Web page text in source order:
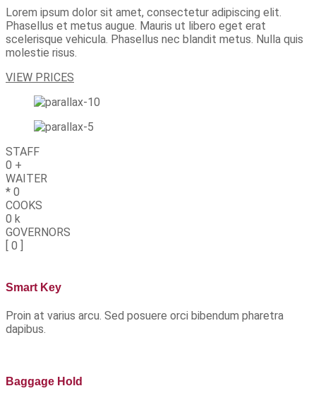
Lorem ipsum dolor sit amet, consectetur adipiscing elit.
Phasellus et metus augue. Mauris ut libero eget erat
scelerisque vehicula. Phasellus nec blandit metus. Nulla quis
molestie risus.
VIEW PRICES
STAFF
0 +
WAITER
* 0
COOKS
0 k
GOVERNORS
0
Smart Key
Proin at varius arcu. Sed posuere orci bibendum pharetra
dapibus.
Baggage Hold